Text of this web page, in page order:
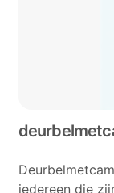
iedereen die